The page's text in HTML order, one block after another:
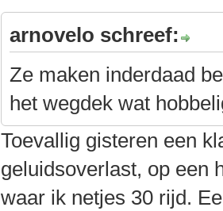
arnovelo schreef:
Ze maken inderdaad
het wegdek wat
Toevallig gisteren een
geluidsoverlast, op een
waar ik netjes 30 rijd.